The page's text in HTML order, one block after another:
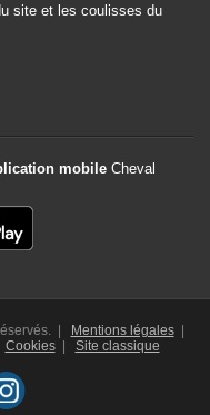
site et les coulisses du
mobile Cheval
| Mentions légales|
Cookies| Site classique